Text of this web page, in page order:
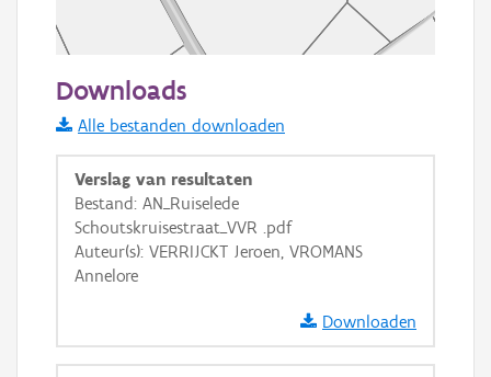
Informatie Vlaanderen
i
+ −
Downloads
Alle bestanden downloaden
Verslag van resultaten
Bestand: AN_Ruiselede
Schoutskruisestraat_VVR .pdf
Auteur(s): VERRIJCKT Jeroen, VROMANS
Annelore
Downloaden